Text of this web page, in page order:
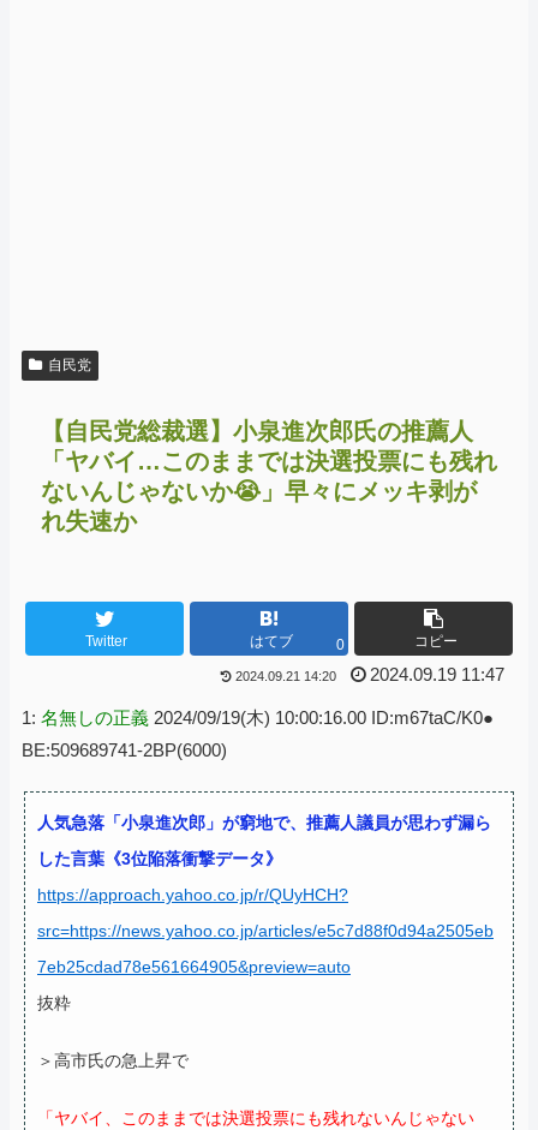
自民党
【自民党総裁選】小泉進次郎氏の推薦人
「ヤバイ…このままでは決選投票にも残れ
ないんじゃないか😭」早々にメッキ剥が
れ失速か
Twitter はてブ 0 コピー
2024.09.21 14:20 2024.09.19 11:47
1: 名無しの正義 2024/09/19(木) 10:00:16.00 ID:m67taC/K0●
BE:509689741-2BP(6000)
人気急落「小泉進次郎」が窮地で、推薦人議員が思わず漏ら
した言葉《3位陥落衝撃データ》
https://approach.yahoo.co.jp/r/QUyHCH?
src=https://news.yahoo.co.jp/articles/e5c7d88f0d94a2505eb
7eb25cdad78e561664905&preview=auto
抜粋
＞高市氏の急上昇で
「ヤバイ、このままでは決選投票にも残れないんじゃない